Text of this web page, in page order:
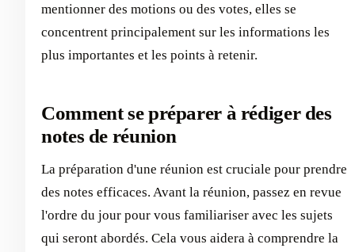
mentionner des motions ou des votes, elles se
concentrent principalement sur les informations les
plus importantes et les points à retenir.
Comment se préparer à rédiger des
notes de réunion
La préparation d'une réunion est cruciale pour prendre
des notes efficaces. Avant la réunion, passez en revue
l'ordre du jour pour vous familiariser avec les sujets
qui seront abordés. Cela vous aidera à comprendre la